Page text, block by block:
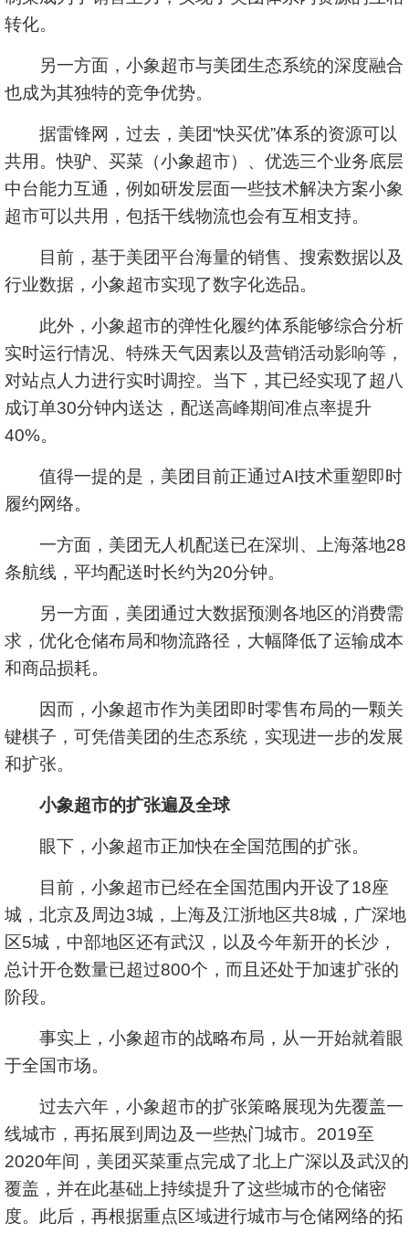
转化。
另一方面，小象超市与美团生态系统的深度融合
也成为其独特的竞争优势。
据雷锋网，过去，美团“快买优”体系的资源可以
共用。快驴、买菜（小象超市）、优选三个业务底层
中台能力互通，例如研发层面一些技术解决方案小象
超市可以共用，包括干线物流也会有互相支持。
目前，基于美团平台海量的销售、搜索数据以及
行业数据，小象超市实现了数字化选品。
此外，小象超市的弹性化履约体系能够综合分析
实时运行情况、特殊天气因素以及营销活动影响等，
对站点人力进行实时调控。当下，其已经实现了超八
成订单30分钟内送达，配送高峰期间准点率提升
40%。
值得一提的是，美团目前正通过AI技术重塑即时
履约网络。
一方面，美团无人机配送已在深圳、上海落地28
条航线，平均配送时长约为20分钟。
另一方面，美团通过大数据预测各地区的消费需
求，优化仓储布局和物流路径，大幅降低了运输成本
和商品损耗。
因而，小象超市作为美团即时零售布局的一颗关
键棋子，可凭借美团的生态系统，实现进一步的发展
和扩张。
小象超市的扩张遍及全球
眼下，小象超市正加快在全国范围的扩张。
目前，小象超市已经在全国范围内开设了18座
城，北京及周边3城，上海及江浙地区共8城，广深地
区5城，中部地区还有武汉，以及今年新开的长沙，
总计开仓数量已超过800个，而且还处于加速扩张的
阶段。
事实上，小象超市的战略布局，从一开始就着眼
于全国市场。
过去六年，小象超市的扩张策略展现为先覆盖一
线城市，再拓展到周边及一些热门城市。2019至
2020年间，美团买菜重点完成了北上广深以及武汉的
覆盖，并在此基础上持续提升了这些城市的仓储密
度。此后，再根据重点区域进行城市与仓储网络的拓